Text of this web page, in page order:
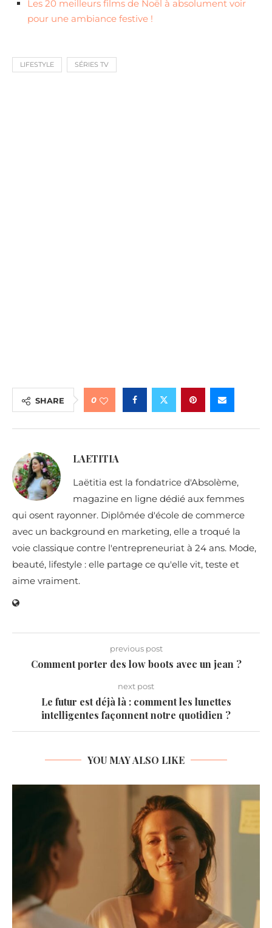
Les 20 meilleurs films de Noël à absolument voir
pour une ambiance festive !
LIFESTYLE SÉRIES TV
SHARE 0
LAETITIA
Laëtitia est la fondatrice d'Absolème,
magazine en ligne dédié aux femmes
qui osent rayonner. Diplômée d'école de commerce
avec un background en marketing, elle a troqué la
voie classique contre l'entrepreneuriat à 24 ans. Mode,
beauté, lifestyle : elle partage ce qu'elle vit, teste et
aime vraiment.
previous post
Comment porter des low boots avec un jean ?
next post
Le futur est déjà là : comment les lunettes
intelligentes façonnent notre quotidien ?
YOU MAY ALSO LIKE